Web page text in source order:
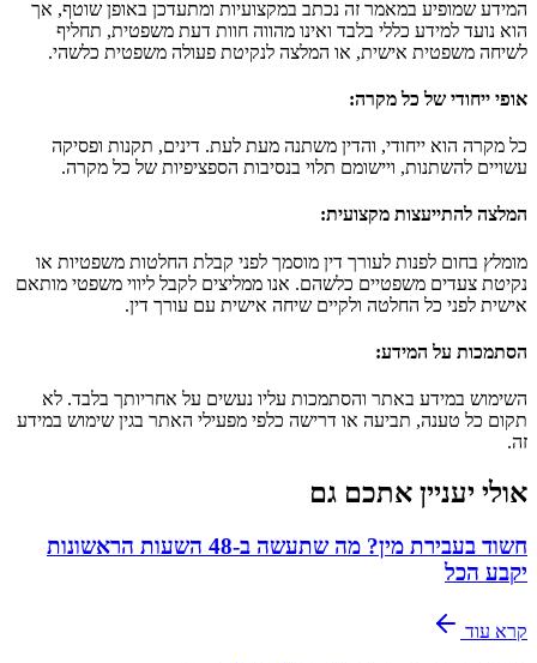
המידע שמופיע במאמר זה נכתב במקצועיות ומתעדכן באופן שוטף, אך
הוא נועד למידע כללי בלבד ואינו מהווה חוות דעת משפטית, תחליף
לשיחה משפטית אישית, או המלצה לנקיטת פעולה משפטית כלשהי.
אופי ייחודי של כל מקרה:
כל מקרה הוא ייחודי, והדין משתנה מעת לעת. דינים, תקנות ופסיקה
עשויים להשתנות, ויישומם תלוי בנסיבות הספציפיות של כל מקרה.
המלצה להתייעצות מקצועית:
מומלץ בחום לפנות לעורך דין מוסמך לפני קבלת החלטות משפטיות או
נקיטת צעדים משפטיים כלשהם. אנו ממליצים לקבל ליווי משפטי מותאם
אישית לפני כל החלטה ולקיים שיחה אישית עם עורך דין.
הסתמכות על המידע:
השימוש במידע באתר והסתמכות עליו נעשים על אחריותך בלבד. לא
תקום כל טענה, תביעה או דרישה כלפי מפעילי האתר בגין שימוש במידע
זה.
אולי יעניין אתכם גם
חשוד בעבירת מין? מה שתעשה ב-48 השעות הראשונות
יקבע הכל
קרא עוד